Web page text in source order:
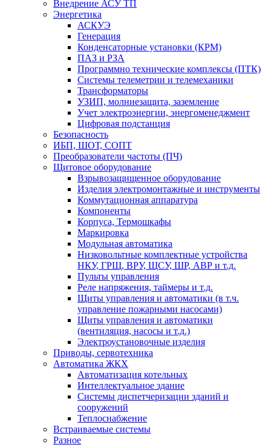
Внедрение АСУ ТП
Энергетика
АСКУЭ
Генерация
Конденсаторные установки (КРМ)
ПАЗ и РЗА
Программно технические комплексы (ПТК)
Системы телеметрии и телемеханики
Трансформаторы
УЗИП, молниезащита, заземление
Учет электроэнергии, энергоменеджмент
Цифровая подстанция
Безопасность
ИБП, ШОТ, СОПТ
Преобразователи частоты (ПЧ)
Щитовое оборудование
Взрывозащищенное оборудование
Изделия электромонтажные и инструменты
Коммутационная аппаратура
Компоненты
Корпуса, Термошкафы
Маркировка
Модульная автоматика
Низковольтные комплектные устройства
НКУ, ГРЩ, ВРУ, ЩСУ, ШР, АВР и т.д.
Пульты управления
Реле напряжения, таймеры и т.д.
Щиты управления и автоматики (в т.ч.
управление пожарными насосами)
Щиты управления и автоматики
(вентиляция, насосы и т.д.)
Электроустановочные изделия
Приводы, сервотехника
Автоматика ЖКХ
Автоматизация котельных
Интеллектуальное здание
Системы диспетчеризации зданий и
сооружений
Теплоснабжение
Встраиваемые системы
Разное